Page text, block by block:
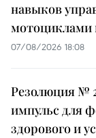
навыков
мотоциклами
07/08/2026 18:08
Резолюция №
импульс для
здорового и